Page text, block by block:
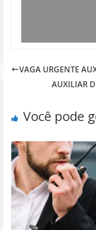
VAGA URGENTE
AUXILIAR
Você pode